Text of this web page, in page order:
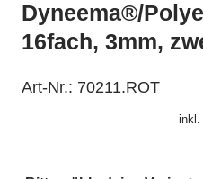
Dyneema®/
16fach, 3mm,
Art-Nr.: 70211.ROT
inkl.